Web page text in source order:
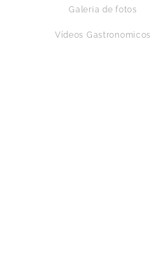
Galeria de fotos
Vídeos Gastronomicos